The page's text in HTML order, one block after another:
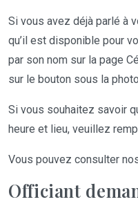
Si vous avez déjà parlé à
qu’il est disponible pour
par son nom sur la page
sur le bouton sous la
Si vous souhaitez savoir
heure et lieu, veuillez
Vous pouvez consulter
Officiant